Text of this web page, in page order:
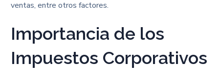
ventas, entre otros factores.
Importancia de los
Impuestos Corporativos